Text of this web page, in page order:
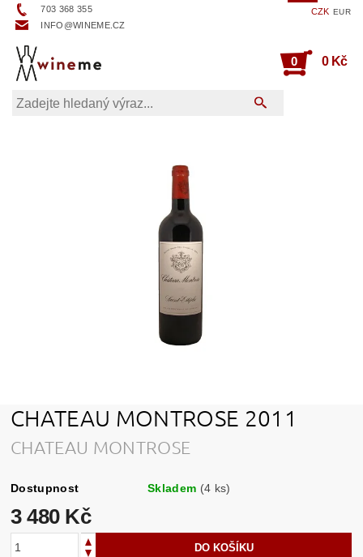
703 368 355
INFO@WINEME.CZ
CZK EUR
0 0 Kč
CHATEAU MONTROSE 2011
CHATEAU MONTROSE
Dostupnost Skladem (4 ks)
3 480 Kč